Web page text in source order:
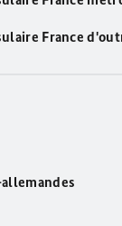
France